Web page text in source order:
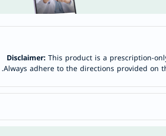
Disclaimer:This product is a prescription-
Always adhere to the directions provided on